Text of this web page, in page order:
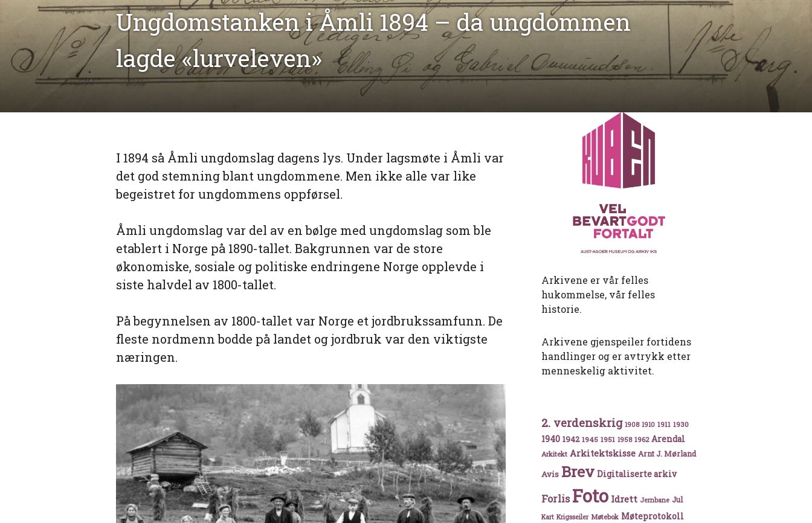
Ungdomstanken i Åmli 1894 – da ungdommen
lagde «lurveleven»
I 1894 så Åmli ungdomslag dagens lys. Under lagsmøte i Åmli var
det god stemning blant ungdommene. Men ikke alle var like
begeistret for ungdommens oppførsel.
Åmli ungdomslag var del av en bølge med ungdomslag som ble
etablert i Norge på 1890-tallet. Bakgrunnen var de store
økonomiske, sosiale og politiske endringene Norge opplevde i
siste halvdel av 1800-tallet.
På begynnelsen av 1800-tallet var Norge et jordbrukssamfunn. De
fleste nordmenn bodde på landet og jordbruk var den viktigste
næringen.
Arkivene er vår felles
hukommelse, vår felles
historie.
Arkivene gjenspeiler fortidens
handlinger og er avtrykk etter
menneskelig aktivitet.
2. verdenskrig 1908 1910 1911 1930
1940 1942 1945 1951 1958 1962 Arendal
Arkitekt Arkitektskisse Arnt J. Mørland
Avis Brev Digitaliserte arkiv
Forlis Foto Idrett Jernbane Jul
Kart Krigsseiler Møtebok Møteprotokoll